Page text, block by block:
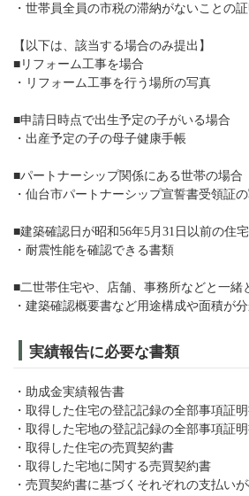
・世帯員全員の市税の滞納がないことの
【以下は、該当する場合のみ提出】
■リフォーム工事を場合
・リフォーム工事を行う場所の写真
■申請日時点で出生予定の子がいる場合
・出産予定の子の母子健康手帳
■パートナーシップ関係にある世帯の場合
・仙台市パートナーシップ宣誓書受領証
■建築確認日が昭和56年5月31日以前の住
・耐震性能を確認できる書類
■二世帯住宅や、店舗、事務所などと一緒
・建築確認概要書など用途構成や面積が
実績報告に必要な書類
・助成金実績報告書
・取得した住宅の登記記録の全部事項証
・取得した宅地の登記記録の全部事項証
・取得した住宅の売買契約書
・取得した宅地に関する売買契約書
・売買契約書に基づくそれぞれの支払い